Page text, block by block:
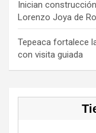
Inician
Lorenzo Joya de
Tepeaca fortalece
con visita guiada